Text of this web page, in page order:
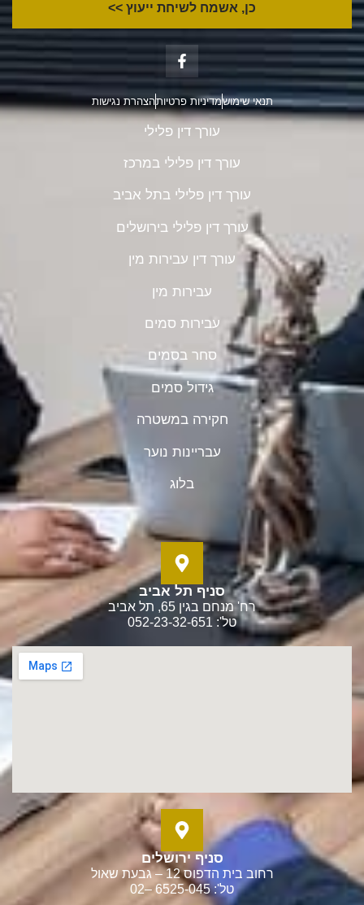
כן, אשמח לשיחת ייעוץ >>
תנאי שימושמדיניות פרטיותהצהרת נגישות
עורך דין פלילי
עורך דין פלילי במרכז
עורך דין פלילי בתל אביב
עורך דין פלילי בירושלים
עורך דין עבירות מין
עבירות מין
עבירות סמים
סחר בסמים
גידול סמים
חקירה במשטרה
עבריינות נוער
בלוג
סניף תל אביב
רח' מנחם בגין 65, תל אביב
טל': 052-23-32-651
סניף ירושלים
רחוב בית הדפוס 12 – גבעת שאול
טל': 6525-045 –02